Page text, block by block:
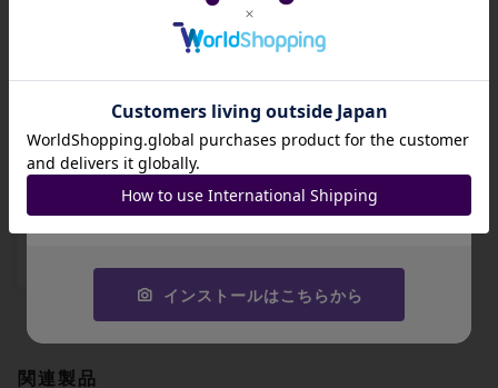
ハイクラスパック
VSTARユニバース
未開封BOX
ハイクラスパック
VSTARユニバース
未開封パック
出品数 21
関連製品
招待コード
JA9XS8
コピーする
インストールはこちらから